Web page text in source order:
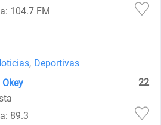
104.7 FM
, Deportivas
22
89.3